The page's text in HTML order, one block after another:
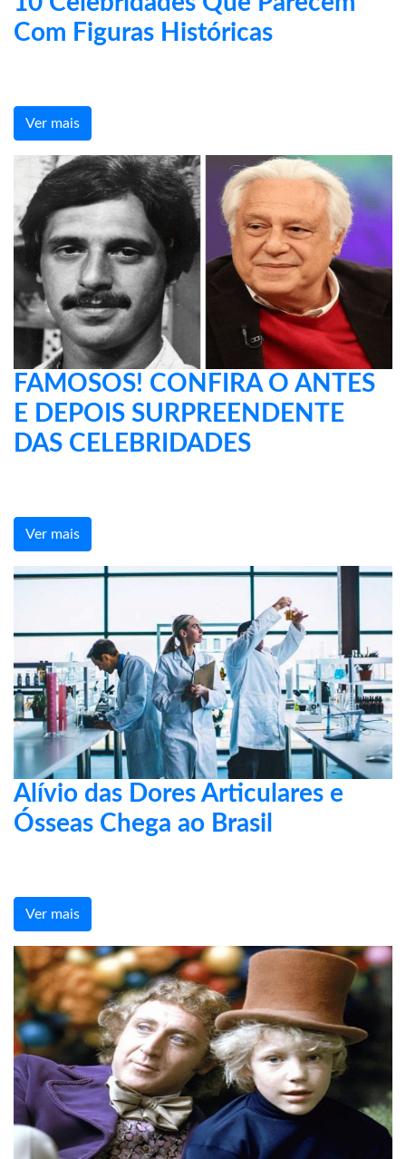
Com Figuras Históricas
Ver mais
FAMOSOS! CONFIRA O ANTES
E DEPOIS SURPREENDENTE
DAS CELEBRIDADES
Ver mais
Alívio das Dores Articulares e
Ósseas Chega ao Brasil
Ver mais